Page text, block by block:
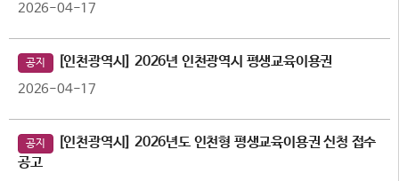
2026-04-17
공지 [인천광역시] 2026년 인천광역시 평생교육이용권
2026-04-17
공지
[인천광역시] 2026년도 인천형 평생교육이용권 신청 접수
공고